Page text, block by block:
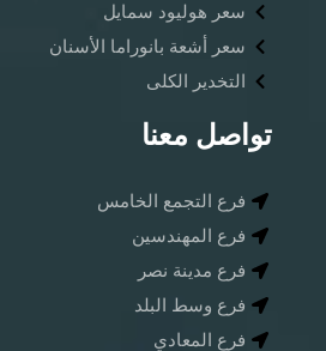
سعر هوليود سمايل
سعر أشعة بانوراما الأسنان ​
التخدير الكلى
تواصل معنا
فرع التجمع الخامس
فرع المهندسين
فرع مدينة نصر
فرع وسط البلد
فرع المعادي